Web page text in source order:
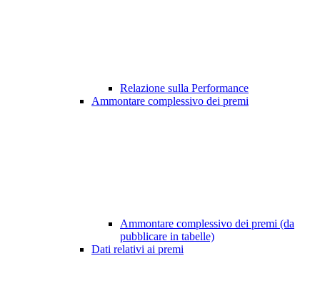
Relazione sulla Performance
Ammontare complessivo dei premi
Ammontare complessivo dei premi (da
pubblicare in tabelle)
Dati relativi ai premi